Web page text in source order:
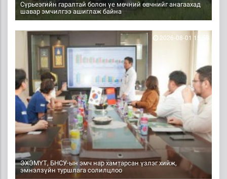
Сүрьеэгийн гаралтай болон үе мөчний өвчнийг анагаахад
шавар эмчилгээ ашиглаж байна
ЭХЭМҮТ, БНСУ-ын эмч нар хамтарсан үзлэг хийж,
эмнэлзүйн туршлага солилцлоо
2026-08-01 15:58